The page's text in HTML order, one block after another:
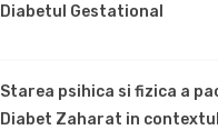
Diabetul Gestational
Starea psihica si fizica a
Diabet Zaharat in